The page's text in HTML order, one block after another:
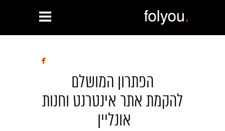

הפתרון המושלם
להקמת אתר אינטרנט וחנות
אונליין